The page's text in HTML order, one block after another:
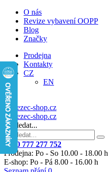
O nás
Revize vybavení OOPP
Blog
Značky
Prodejna
Kontakty
CZ
EN
Vyhledat...
+420 777 277 752
Prodejna: Po - So 10.00 - 18.00 h
E-shop: Po - Pá 8.00 - 16.00 h